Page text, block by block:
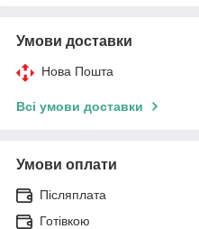
Умови доставки
Нова Пошта
Всі умови доставки
Умови оплати
Післяплата
Готівкою